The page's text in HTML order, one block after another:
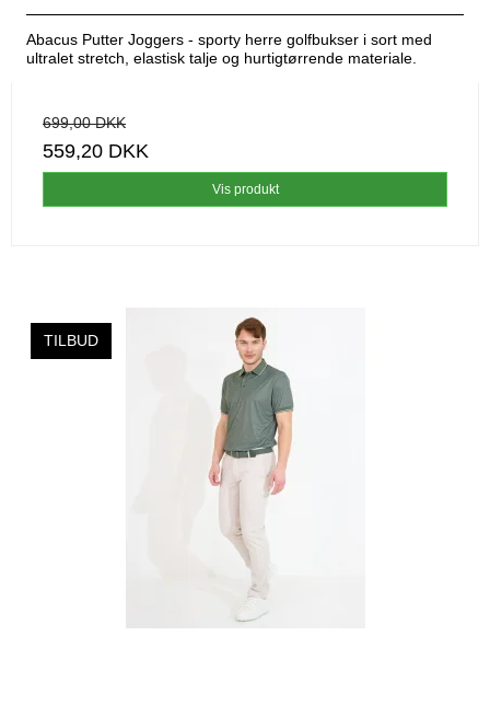
Abacus Putter Joggers - sporty herre golfbukser i sort med
ultralet stretch, elastisk talje og hurtigtørrende materiale.
699,00 DKK
559,20 DKK
Vis produkt
TILBUD